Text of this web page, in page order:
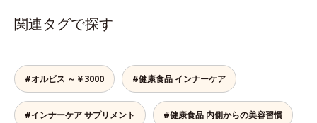
関連タグで探す
#オルビス ～￥3000 #健康食品 インナーケア
#インナーケア サプリメント #健康食品 内側からの美容習慣